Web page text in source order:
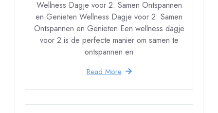
Wellness Dagje voor 2: Samen Ontspannen
en Genieten Wellness Dagje voor 2: Samen
Ontspannen en Genieten Een wellness dagje
voor 2 is de perfecte manier om samen te
ontspannen en
Read More